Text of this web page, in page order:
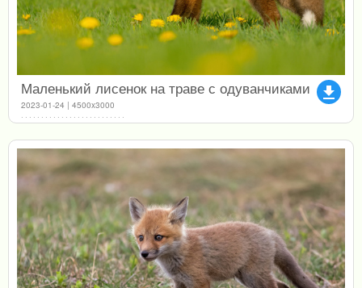
file_download
Маленький лисенок на траве с одуванчиками
2023-01-24 | 4500x3000